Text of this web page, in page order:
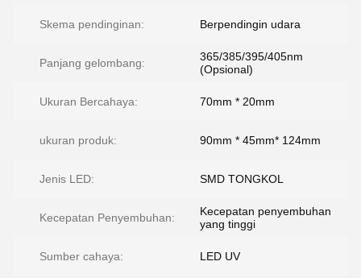
Skema pendinginan: Berpendingin udara
Panjang gelombang:
365/385/395/405nm
(Opsional)
Ukuran Bercahaya: 70mm * 20mm
ukuran produk: 90mm * 45mm* 124mm
Jenis LED: SMD TONGKOL
Kecepatan Penyembuhan:
Kecepatan penyembuhan
yang tinggi
Sumber cahaya: LED UV